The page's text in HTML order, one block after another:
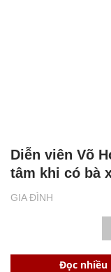
GIA ĐÌNH
Diễn viên Võ
tâm khi có bà
Đọc nhiều